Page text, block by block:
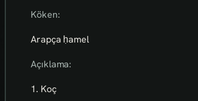
Köken:
Arapça ḥamel
Açıklama:
1. Koç